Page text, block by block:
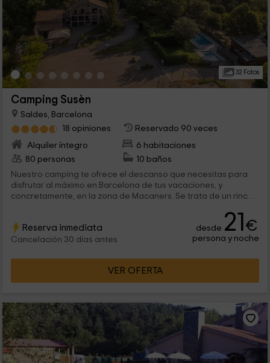
32 Fotos
Camping Susèn
Saldes, Barcelona
18 opiniones
Reservado 90 veces
Alquiler íntegro
6 habitaciones
80 personas
10 baños
Nuestro camping te ofrece el descanso que necesitas para
disfrutar al máximo en Barcelona de tus vacaciones, y
concretamente, en la zona de Macaners. Se trata de un rincón
mobile homes que ponemos a tu disposición, con capacidad
para 4 personas.
Reserva inmediata
Cancelación 30 días antes
desde 21€
persona y noche
VER OFERTA